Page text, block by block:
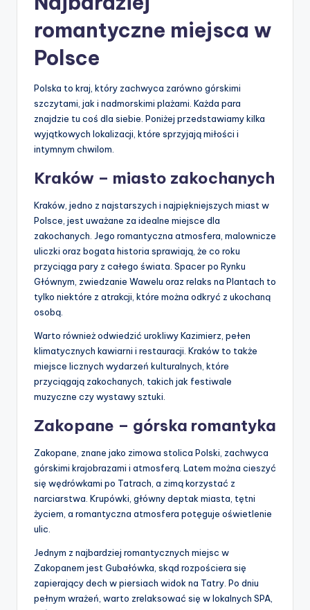
romantyczne miejsca w
Polsce
Polska to kraj, który zachwyca zarówno górskimi
szczytami, jak i nadmorskimi plażami. Każda para
znajdzie tu coś dla siebie. Poniżej przedstawiamy kilka
wyjątkowych lokalizacji, które sprzyjają miłości i
intymnym chwilom.
Kraków – miasto zakochanych
Kraków, jedno z najstarszych i najpiękniejszych miast w
Polsce, jest uważane za idealne miejsce dla
zakochanych. Jego romantyczna atmosfera, malownicze
uliczki oraz bogata historia sprawiają, że co roku
przyciąga pary z całego świata. Spacer po Rynku
Głównym, zwiedzanie Wawelu oraz relaks na Plantach to
tylko niektóre z atrakcji, które można odkryć z ukochaną
osobą.
Warto również odwiedzić urokliwy Kazimierz, pełen
klimatycznych kawiarni i restauracji. Kraków to także
miejsce licznych wydarzeń kulturalnych, które
przyciągają zakochanych, takich jak festiwale
muzyczne czy wystawy sztuki.
Zakopane – górska romantyka
Zakopane, znane jako zimowa stolica Polski, zachwyca
górskimi krajobrazami i atmosferą. Latem można cieszyć
się wędrówkami po Tatrach, a zimą korzystać z
narciarstwa. Krupówki, główny deptak miasta, tętni
życiem, a romantyczna atmosfera potęguje oświetlenie
ulic.
Jednym z najbardziej romantycznych miejsc w
Zakopanem jest Gubałówka, skąd rozpościera się
zapierający dech w piersiach widok na Tatry. Po dniu
pełnym wrażeń, warto zrelaksować się w lokalnych SPA,